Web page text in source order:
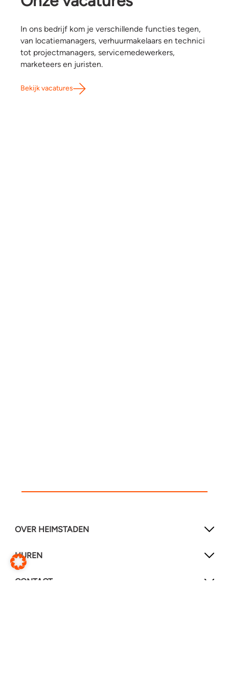
In ons bedrijf kom je verschillende functies tegen,
van locatiemanagers, verhuurmakelaars en technici
tot projectmanagers, servicemedewerkers,
marketeers en juristen.
Bekijk vacatures
OVER HEIMSTADEN
HUREN
CONTACT